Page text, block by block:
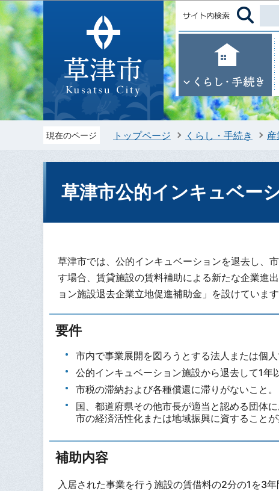
現在のページ トップページ くらし・手続き 産
草津市公的インキュベー
草津市では、公的インキュベーションを退去し、
す場合、賃貸施設の賃料補助による新たな企業進
ョン施設退去企業立地促進補助金」を設けています
要件
市内で事業展開を図ろうとする法人または個人
公的インキュベーション施設から退去して1年
市税の滞納および各種償還に滞りがないこと。
国、都道府県その他市長が適当と認める団体
市の経済活性化または地域振興に資すること
補助内容
入居された事業を行う施設の賃借料の2分の1を3